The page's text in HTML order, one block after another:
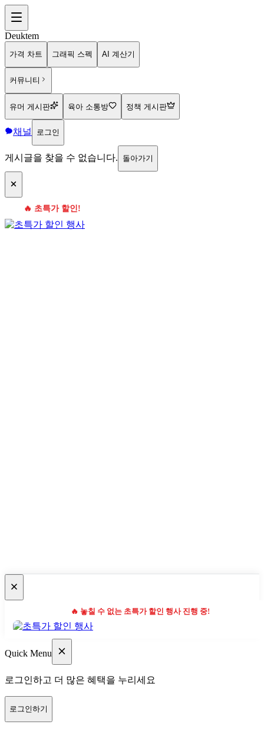
Deuktem
가격 차트 그래픽 스펙 AI 계산기
커뮤니티
유머 게시판 육아 소통방 정책 게시판
채널 로그인
게시글을 찾을 수 없습니다. 돌아가기
🔥 초특가 할인!
🔥 놓칠 수 없는 초특가 할인 행사 진행 중!
Quick Menu
로그인하고 더 많은 혜택을 누리세요
로그인하기